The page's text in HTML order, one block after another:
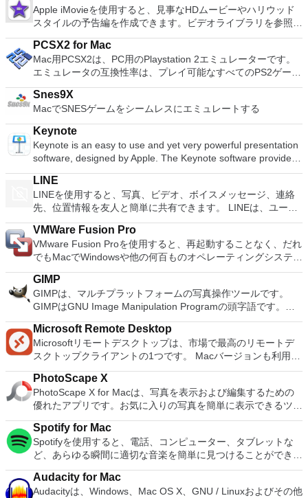
Apple iMovieを使用すると、見事なHDムービーやハリウッド
スタイルの予告編を作成できます。ビデオライブラリを参照し
て、お気に入りのビデオを簡単に共有できます。ビデオは外部
デバイスからインポートして、簡単に微調整、再配置、編集し
てから、共有したりDVDに書き込んだりできます。 機能が含
まれます： 日付でサイドバーのイベントをソートするオプシ
ョン新しいタイトルのフォント、サイズ、色を変更するタイム
ラインのトランジションをダブルクリックして、継続時間を調
整しますイベント内のクリップの切り取りと回転調整バーを使
用して速度効果を追加する速度効果の出入りをスムーズに切り
替えるオプション
PCSX2 for Mac
Mac用PCSX2は、PC用のPlaystation 2エミュレーターです。
エミュレータの互換性率は、プレイ可能なすべてのPS2ゲーム
の80％以上を誇っています。かなり強力なコンピューターを
所有している場合、PCSX2 for Macは優れたエミュレーターで
す。また、このアプリケーションはローエンドコンピューター
のサポートも提供するため、Playstation 2コンソールのすべて
の所有者は、Macで動作するゲームを見ることができます。
Macエミュレーター用PCSX2を使用すると、PS2コントローラ
ーを使用して本物のプレイステーション体験をシミュレートで
きます。このアプリケーションでは、ディスクからゲームを直
接実行することも、ハードドライブからイメージとして実行す
ることもできます。 主な機能は次のとおりです。
Savestates：ボタンを1つ押すだけで、ゲームの現在の「状
態」を保存できます。 無制限のメモリーカード：好きなだけ
メモリーカードを保存でき、8MBから64MBまでの単一の物理
カードに制限されなくなりました。 高解像度のグラフィック
ムをプレイできます。 全体的に、PC PS2 for Mac PS2エミュ
レーターの機能は優れています。 PS2ゲームを高い精度でエ
ミュレートでき、Mac OSとエミュレーターを切り替えること
ができます。欠点は、高速ゲームに苦労し、時々フリーズまた
はクラッシュすることです。* Mac用PCSX2を使用するには、
コンソールから抽出できるPlaystation 2 BIOSが必要です。
Snes9X
MacでSNESゲームをシームレスにエミュレートする
Keynote
Keynote is an easy to use and yet very powerful presentation
software, designed by Apple. The Keynote software provides
you with a massive array of tools and effects to ensure your
presentations stand out from the crowd. It can be used for
home, academic and business presentations. There are over
30 Apple-designed themes to choose from. The visual effects
are simply stunning to use. When combined with graphics,
transitions and images, you can create high quality
presentations with a fresh look. Using Keynote you can create
amazing presentations both quickly and easily. The software
uses a simple drag and drop interface with a clean and well
designed format panel and toolbar. Keynote automatically
saves your presentation as you make changes and with
iCloud you can access and edit your work from your Mac,
iPad, iPhone, iPod Touch and iCloud.com. You can import a
varied range of media types including; JPEG, TIFF, PNG,
PSD, EPS, PDF, AIFF, MP3, AAC, and MOV. When you have
to Microsoft PowerPoint, PDF, QuickTime, HTML and image
files. You can then share as Movie to Facebook, Vimeo, and
YouTube. Main Features: Get Started Quickly Easy To Use
Graphics Tools Cinema Quality Animations Share Your Work
Easily As Apple says: Keynote. Your presentation. Totally
decked out.
LINE
LINEを使用すると、写真、ビデオ、ボイスメッセージ、連絡
先、位置情報を友人と簡単に共有できます。 LINEは、ユーザ
ーが他の多くのプラットフォームとともにMacやiOSの仲間の
ユーザーとやり取りできる唯一のサービスの1つです。 人気ア
ーティスト、有名人、ブランド、テレビ番組の最新ニュースと
特別クーポンを入手できます。 LINEを使用すると、1対1のメ
ッセージングとグループチャットで、いつでもどこでも無料の
インスタントメッセージを友人と交換できます。 LINEは、
iPhone、Android、Windows Phone、Blackberry、さらには
PCのすべての一般的なスマートフォンデバイスで利用できま
す。 主な機能に含まれるもの LINEステッカー：10,000を超え
るステッカーと顔文字を使用した、より楽しく表現力豊かなチ
ャット。 タイムライン：タイムラインを使用してテキスト、
写真、ビデオ、ステッカーを共有し、親しい友人とストーリー
を交換します。 スナップムービー：わずか10秒で最高品質の
ビデオを作成できます。クールなバックグラウンドミュージッ
クを追加して、友人と共有できます。 友達を簡単に追加：
QRコード、またはLINE ID。
VMWare Fusion Pro
VMware Fusion Proを使用すると、再起動することなく、だれ
でもMacでWindowsや他の何百ものオペレーティングシステム
を実行できます。このアプリは、新規ユーザーにとっては十分
にシンプルでありながら、ITプロフェッショナル、開発者、お
よび企業にとっては十分に強力です。 主な機能は次のとおり
です。 MacOS Sierra対応の VMware Fusion Proを使用する
と、MacOS 10.12 Sierraを搭載したMacで仮想マシンを起動
したり、サンドボックスで新しいmacOSを安全にテストした
りできます。 Windows 10向けに構築Windows 10を Macの仮
想マシンとして実行するための完全なサポート。 柔軟なアプ
リインタラクションユニティモードではWindowsデスクトッ
プが非表示になるため、WindowsアプリをMacアプリのように
実行できます。 Dock、Spotlight、またはLaunchpadから直接
起動し、Exposé、Spaces、Mission Controlで表示できます。
Macのショートカットと直感的なジェスチャーを使用して、
Windowsアプリを簡単に操作できます。 スナップショット
VMware Fusion Proでは、スナップショットを使用して「ロー
ます。 システム要件：64ビット対応Intel®Mac（Core 2
Duo、Xeon、i3、i5、i7以上のプロセッサーと互換性がありま
GIMP
GIMPは、マルチプラットフォームの写真操作ツールです。
GIMPはGNU Image Manipulation Programの頭字語です。
GIMPは、写真のレタッチ、画像の合成、画像の構築など、さ
まざまな画像操作タスクに適しています。 多くの機能があり
ます。シンプルなペイントプログラム、エキスパート品質の写
真レタッチプログラム、オンラインバッチ処理システム、大量
生産イメージレンダラー、イメージフォーマットコンバーター
などとして使用できます。 ブラシ、鉛筆、エアブラシ、クロ
ーン作成などを含むペイントツールのフルスイートタイルベー
スのメモリ管理により、画像サイズは利用可能なディスク容量
のみによって制限されます高品質のアンチエイリアスのための
すべてのペイントツールのサブピクセルサンプリングアルファ
チャネルの完全サポートレイヤーとチャンネル Script-Fuなど
の外部プログラムから内部GIMP関数を呼び出すための手続き
型データベース高度なスクリプト機能複数の元に戻す/やり直
し（ディスク領域によってのみ制限されます） 回転、拡大縮
Microsoft Remote Desktop
Microsoftリモートデスクトップは、市場で最高のリモートデ
スクトップクライアントの1つです。 Macバージョンも利用で
きるようになりました。 Macバージョンは、ユーザーがPCを
Macに接続し、マシン間でシームレスに作業するのに役立ちま
す。 このソフトウェアのセットアップは簡単です。ユーザー
はメインダイアログボックスを開き、接続したいコンピュータ
ーのネットワークIDを入力するだけで、接続はほぼ瞬時に確立
されます。または、接続を確立する必要があるコンピューター
の名前を入力することもできます。ユーザーは、両方のマシン
でターミナルサービスがアクティブになっていることを確認す
る必要があります。そうでない場合、接続プロンプトは拒否さ
れます。個人的な好みを選択または構成することも可能です。
PhotoScape X
PhotoScape X for Macは、写真を表示および編集するための
優れたアプリです。お気に入りの写真を簡単に表示できるツー
ルが多数用意されています。 ユーザーインターフェイスの外
観は基本的ですが、いくつかのテーマを選択することができま
す。これらのテーマは、この機能的なアプリに少しの色と多様
性を追加します。画像をクリックすると、サイズ変更、トリミ
ング、色調整、目の補正、シャープ、ぼかしなどの一般的なツ
ールを使用してすぐに編集を開始できます。編集が完了した
Spotify for Mac
Spotifyを使用すると、電話、コンピューター、タブレットな
ど、あらゆる瞬間に適切な音楽を簡単に見つけることができま
す。 Spotifyには数百万のトラックがあります。エクササイ
ズ、パーティー、リラックスのいずれでも、適切な音楽がいつ
でも手元にあります。聴きたいものを選択するか、Spotifyに
Audacity for Mac
Audacityは、Windows、Mac OS X、GNU / Linuxおよびその他